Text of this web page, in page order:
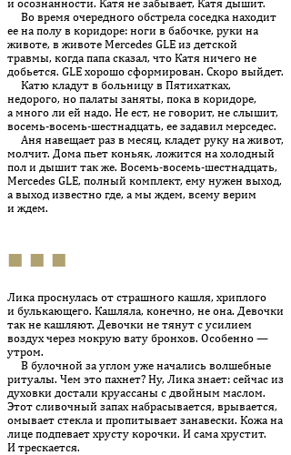
и осознанности. Катя не забывает, Катя дышит.
Во время очередного обстрела соседка находит
ее на полу в коридоре: ноги в бабочке, руки на
животе, в животе Mercedes GLE из детской
травмы, когда папа сказал, что Катя ничего не
добьется. GLE хорошо сформирован. Скоро выйдет.
Катю кладут в больницу в Пятихатках,
недорого, но палаты заняты, пока в коридоре,
а много ли ей надо. Не ест, не говорит, не слышит,
восемь-восемь-шестнадцать, ее задавил мерседес.
Аня навещает раз в месяц, кладет руку на живот,
молчит. Дома пьет коньяк, ложится на холодный
пол и дышит так же. Восемь-восемь-шестнадцать,
Mercedes GLE, полный комплект, ему нужен выход,
а выход известно где, а мы ждем, всему верим
и ждем.
■ ■ ■
Лика проснулась от страшного кашля, хриплого
и булькающего. Кашляла, конечно, не она. Девочки
так не кашляют. Девочки не тянут с усилием
воздух через мокрую вату бронхов. Особенно —
утром.
В булочной за углом уже начались волшебные
ритуалы. Чем это пахнет? Ну, Лика знает: сейчас из
духовки достали круассаны с двойным маслом.
Этот сливочный запах набрасывается, врывается,
омывает стекла и пропитывает занавески. Кожа на
лице подпевает хрусту корочки. И сама хрустит.
И трескается.